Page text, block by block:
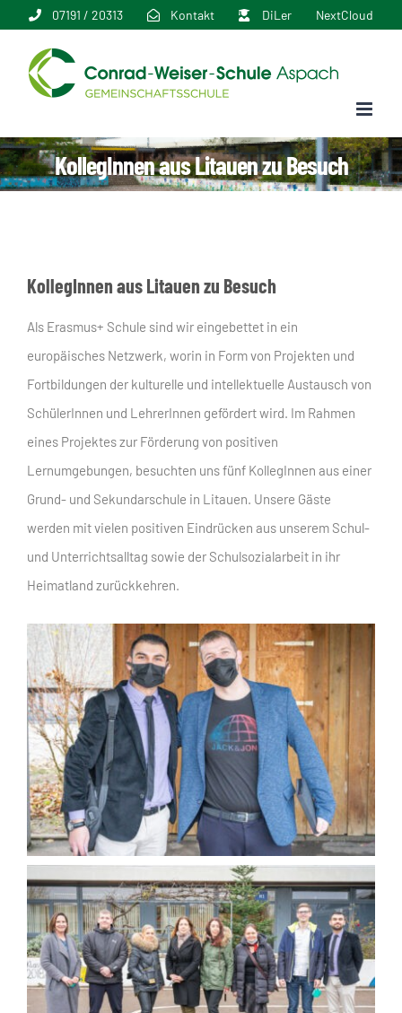
springen
07191 / 20313 Kontakt DiLer NextCloud
KollegInnen aus Litauen zu Besuch
KollegInnen aus Litauen zu Besuch
Als Erasmus+ Schule sind wir eingebettet in ein
europäisches Netzwerk, worin in Form von Projekten und
Fortbildungen der kulturelle und intellektuelle Austausch von
SchülerInnen und LehrerInnen gefördert wird. Im Rahmen
eines Projektes zur Förderung von positiven
Lernumgebungen, besuchten uns fünf KollegInnen aus einer
Grund- und Sekundarschule in Litauen. Unsere Gäste
werden mit vielen positiven Eindrücken aus unserem Schul-
und Unterrichtsalltag sowie der Schulsozialarbeit in ihr
Heimatland zurückkehren.